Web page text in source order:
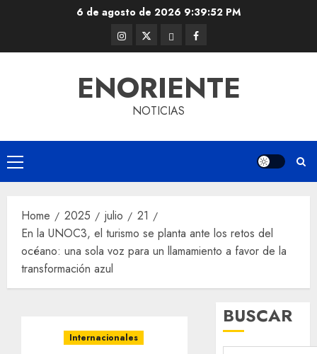
6 de agosto de 2026 9:39:53 PM
Instagram
@EnOriente
Twitter
(X)
ThreadsFacebook
ENORIENTE
NOTICIAS
Primary
Menu
Home 2025 julio
21
En la UNOC3, el turismo se planta ante los retos del
océano: una sola voz para un llamamiento a favor de la
transformación azul
Internacionales
BUSCAR